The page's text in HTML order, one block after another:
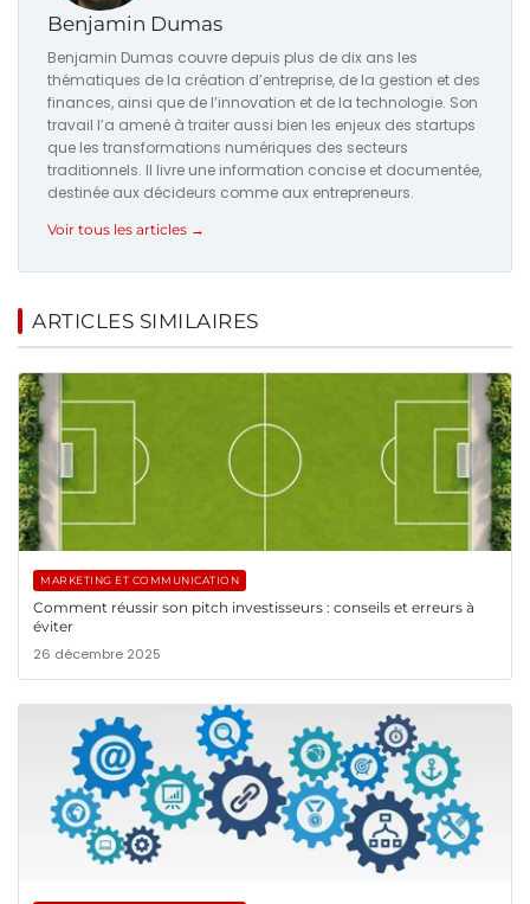
Benjamin Dumas
Benjamin Dumas couvre depuis plus de dix ans les
thématiques de la création d’entreprise, de la gestion et des
finances, ainsi que de l’innovation et de la technologie. Son
travail l’a amené à traiter aussi bien les enjeux des startups
que les transformations numériques des secteurs
traditionnels. Il livre une information concise et documentée,
destinée aux décideurs comme aux entrepreneurs.
Voir tous les articles →
ARTICLES SIMILAIRES
MARKETING ET COMMUNICATION
Comment réussir son pitch investisseurs : conseils et erreurs à
éviter
26 décembre 2025